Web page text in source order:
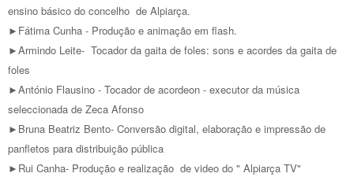
ensino básico do concelho de Alpiarça.
►Fátima Cunha - Produção e animação em flash.
►Armindo Leite- Tocador da gaita de foles: sons e acordes da gaita de
foles
►António Flausino - Tocador de acordeon - executor da música
seleccionada de Zeca Afonso
►Bruna Beatriz Bento- Conversão digital, elaboração e impressão de
panfletos para distribuição pública
►Rui Canha- Produção e realização de video do " Alpiarça TV"